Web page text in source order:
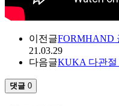
이전글FORMHAND
21.03.29
다음글KUKA 다관절
댓글 0